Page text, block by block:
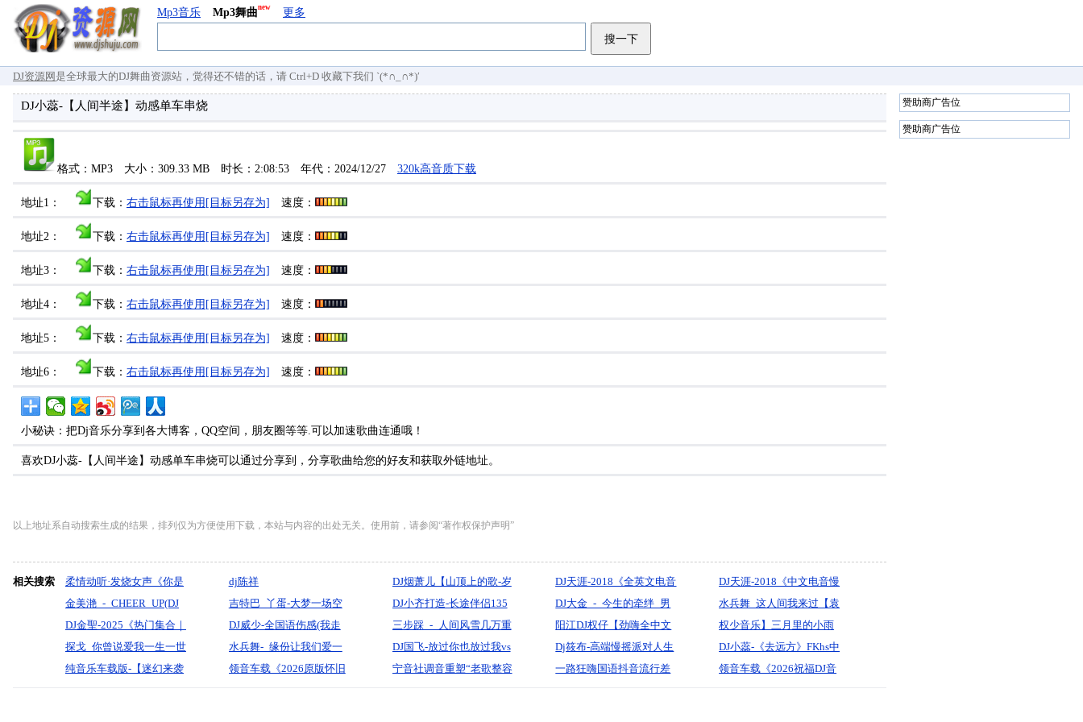
Mp3音乐 Mp3舞曲new 更多
搜一下
DJ资源网 是全球最大的DJ舞曲资源站，觉得还不错的话，请 Ctrl+D 收藏下我们 `(*∩_∩*)′
赞助商广告位
赞助商广告位
DJ小蕊-【人间半途】动感单车串烧
格式：MP3 大小：309.33 MB 时长：2:08:53 年代：2024/12/27 320k高音质下载
地址1： 下载： 右击鼠标再使用[目标另存为] 速度：
地址2： 下载： 右击鼠标再使用[目标另存为] 速度：
地址3： 下载： 右击鼠标再使用[目标另存为] 速度：
地址4： 下载： 右击鼠标再使用[目标另存为] 速度：
地址5： 下载： 右击鼠标再使用[目标另存为] 速度：
地址6： 下载： 右击鼠标再使用[目标另存为] 速度：
小秘诀：把Dj音乐分享到各大博客，QQ空间，朋友圈等等.可以加速歌曲连通哦！
喜欢DJ小蕊-【人间半途】动感单车串烧可以通过分享到，分享歌曲给您的好友和获取外链地址。
以上地址系自动搜索生成的结果，排列仅为方便使用下载，本站与内容的出处无关。使用前，请参阅“著作权保护声明”
相关搜索
柔情动听·发烧女声《你是
我的传说》车载大碟-酷音
领域-dj贝奇mix
dj陈祥
DJ烟萧儿【山顶上的歌-岁
月神偷-往后余生》火爆动
感精品串烧
DJ天涯-2018《全英文电音
慢摇·车载必备重低音动感
旋律英文电音舞曲串烧》
DJ天涯-2018《中文电音慢
摇【不仅仅是喜欢】开车
必放的中文车载大碟》
金美滟_-_CHEER_UP(DJ
欧东2025Electro韩语)
吉特巴_丫蛋-大梦一场空
DJ小齐打造-长途伴侣135
号-全中文车载-中国-长春
小齐音乐传媒
DJ大金_-_今生的牵绊_男
版
水兵舞_这人间我来过【袁
小袁】-宝剑制作
DJ金聖-2025《热门集合｜
炸街自驾》独家爆款流行
伤感中文！【劲浪阵阵】
DJ威少-全国语伤感(我走
后.飞鸟和蝉.在你身边)发
烧流行车载音乐
三步踩_-_人间风雪几万重
（铃花儿）『默寫制作』
阳江DJ权仔【劲嗨全中文
国粤语《一路向北夜空中
最亮的星》享受极限魅力
权少音乐】三月里的小雨
MC枫枫_喊麦_中文Club
舞曲音乐排行榜5专辑领音
探戈_你曾说爱我一生一世
【肖雨蒙】-宝剑制作
水兵舞-_缘份让我们爱一
场-黑小黑、刘芝怡-无心制
DJ国飞-放过你也放过我vs
以后你再也不是我的
Dj筱布-高端慢摇派对人生
几何欢喜就好LakHouse专
DJ小蕊-《去远方》FKhs中
文串烧
纯音乐车载版-【迷幻来袭
领音车载《2026原版怀旧
宁音社调音重塑“老歌整容
一路狂嗨国语抖音流行差
领音车载《2026祝福DJ音